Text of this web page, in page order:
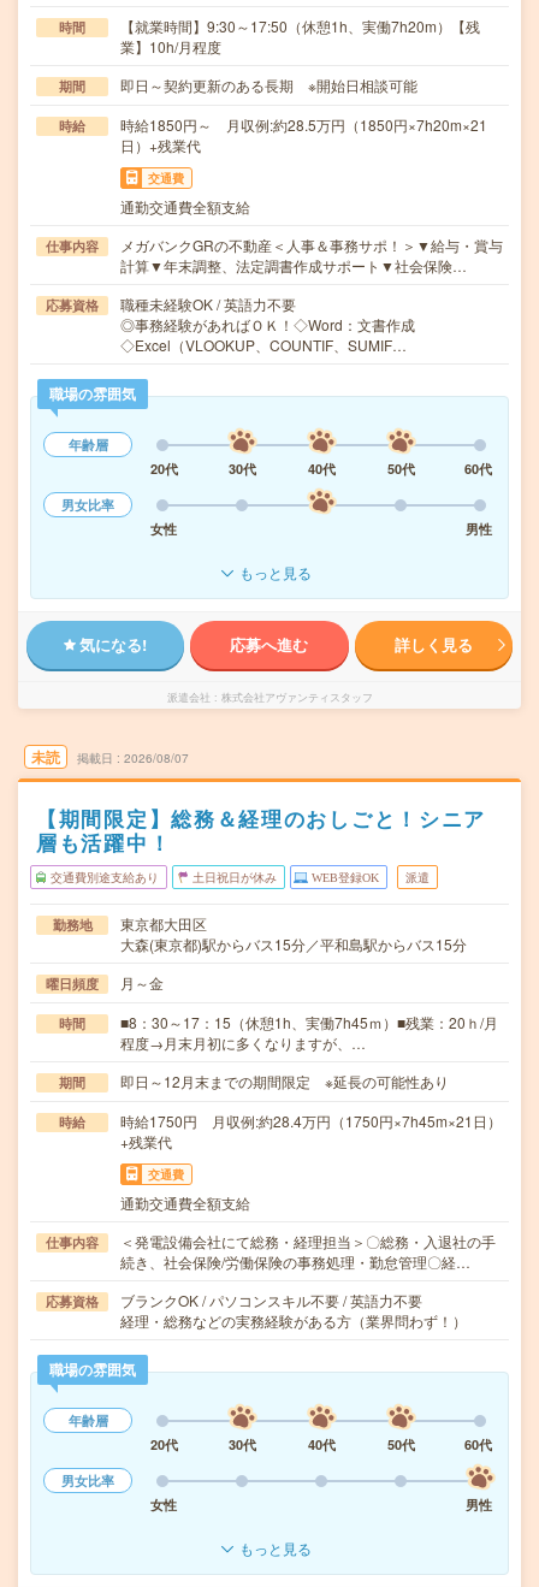
時間
【就業時間】9:30～17:50（休憩1h、実働7h20m）【残
業】10h/月程度
期間 即日～契約更新のある長期 ※開始日相談可能
時給
時給1850円～ 月収例:約28.5万円（1850円×7h20m×21
日）+残業代
交通費
通勤交通費全額支給
仕事内容
メガバンクGRの不動産＜人事＆事務サポ！＞▼給与・賞与
計算▼年末調整、法定調書作成サポート▼社会保険…
応募資格
職種未経験OK / 英語力不要
◎事務経験があればＯＫ！◇Word：文書作成
◇Excel（VLOOKUP、COUNTIF、SUMIF…
職場の雰囲気
年齢層
20代
30代 40代 50代
60代
男女比率
女性
男性
もっと見る
気になる! 応募へ進む 詳しく見る
派遣会社 株式会社アヴァンティスタッフ
未読 掲載日 2026/08/07
【期間限定】総務＆経理のおしごと！シニア
層も活躍中！
交通費別途支給あり 土日祝日が休み WEB登録OK 派遣
勤務地
東京都大田区
大森(東京都)駅からバス15分／平和島駅からバス15分
曜日頻度 月～金
時間
■8：30～17：15（休憩1h、実働7h45ｍ）■残業：20ｈ/月
程度→月末月初に多くなりますが、…
期間 即日～12月末までの期間限定 ※延長の可能性あり
時給
時給1750円 月収例:約28.4万円（1750円×7h45m×21日）
+残業代
交通費
通勤交通費全額支給
仕事内容
＜発電設備会社にて総務・経理担当＞〇総務・入退社の手
続き、社会保険/労働保険の事務処理・勤怠管理〇経…
応募資格
ブランクOK / パソコンスキル不要 / 英語力不要
経理・総務などの実務経験がある方（業界問わず！）
職場の雰囲気
年齢層
20代
30代 40代 50代
60代
男女比率
女性
男性
もっと見る